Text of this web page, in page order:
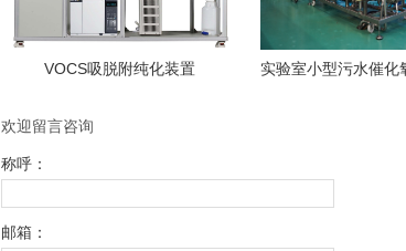
VOCS吸脱附纯化装置
欢迎留言咨询
称呼：
邮箱：